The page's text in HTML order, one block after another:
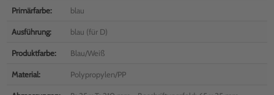
Primärfarbe: blau
Ausführung: blau (für D)
Produktfarbe: Blau/Weiß
Material: Polypropylen/PP